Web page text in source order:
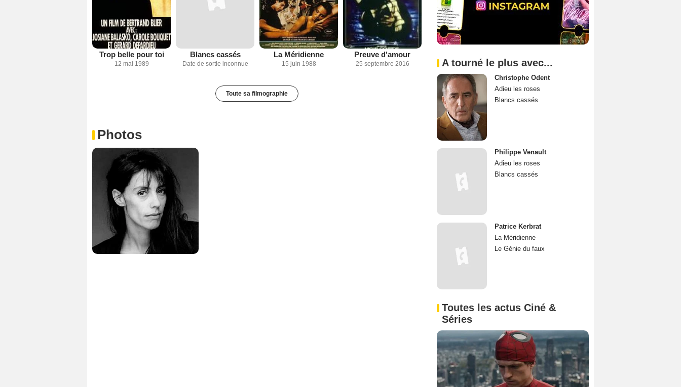
Trop belle pour toi
12 mai 1989
Blancs cassés
Date de sortie inconnue
La Méridienne
15 juin 1988
Preuve d'amour
25 septembre 2016
Toute sa filmographie
Photos
A tourné le plus avec...
Christophe Odent
Adieu les roses
Blancs cassés
Philippe Venault
Adieu les roses
Blancs cassés
Patrice Kerbrat
La Méridienne
Le Génie du faux
Toutes les actus Ciné &
Séries